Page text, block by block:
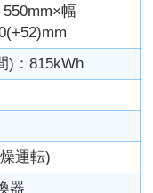
幅
)：815kWh
運転)
器